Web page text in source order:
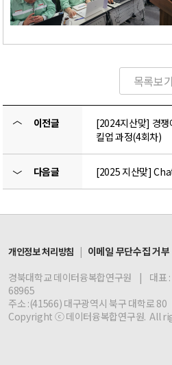
목록보기
〈 이전글
[2024지산맞] 경쟁
킬업 과정(4회차)
〉 다음글 [2025 지산맞]
개인정보 처리방침 | 이메일 무단수집 거부
경북대학교 데이터융복합연구원 | 대
68965
주소 :(41566) 대구광역시 북구 대학로
Copyright ⓒ 데이터융복합연구원. All